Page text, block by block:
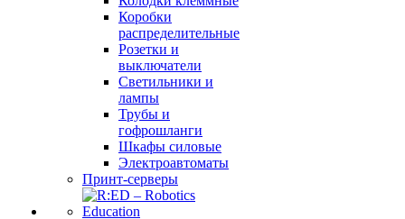
Коробки
распределительные
Розетки и
выключатели
Светильники и
лампы
Трубы и
гофрошланги
Шкафы силовые
Электроавтоматы
Принт-серверы